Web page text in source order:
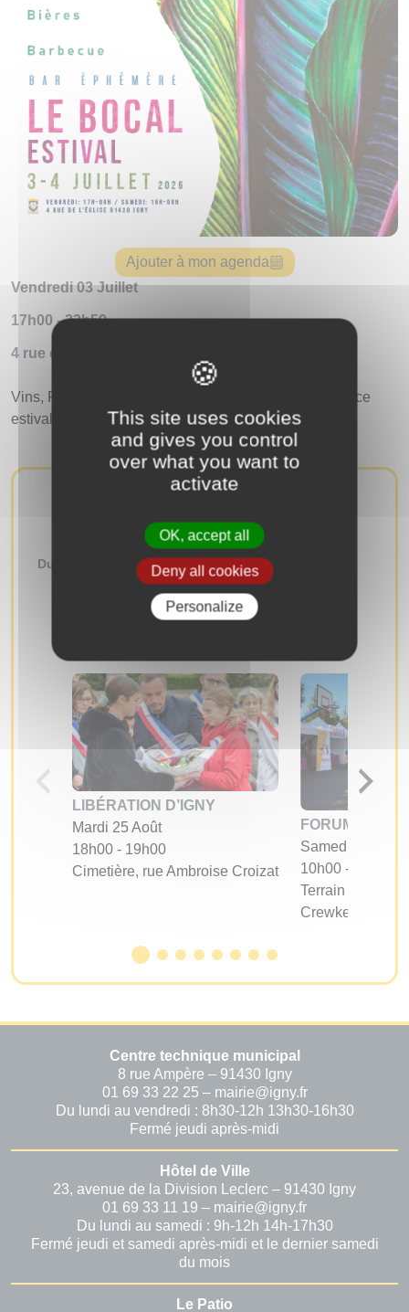
Ajouter à mon agenda
Vendredi 03 Juillet
17h00 - 23h59
4 rue de l'église
Vins, Food, Jeux, Bières, Barbecue dans une ambiance
estivale !
Du au
RECHERCHER
LIBÉRATION D’IGNY
Mardi 25 Août
18h00 - 19h00
Cimetière, rue Ambroise Croizat
FORUM DES
Samedi 05
10h00 - 17h00
Terrain
Crewkerne
Centre technique municipal
8 rue Ampère – 91430 Igny
01 69 33 22 25 – mairie@igny.fr
Du lundi au vendredi : 8h30-12h 13h30-16h30
Fermé jeudi après-midi
Hôtel de Ville
23, avenue de la Division Leclerc – 91430 Igny
01 69 33 11 19 – mairie@igny.fr
Du lundi au samedi : 9h-12h 14h-17h30
Fermé jeudi et samedi après-midi et le dernier samedi
du mois
Le Patio
This site uses cookies
and gives you control
over what you want to
activate
OK, accept all
Deny all cookies
Personalize